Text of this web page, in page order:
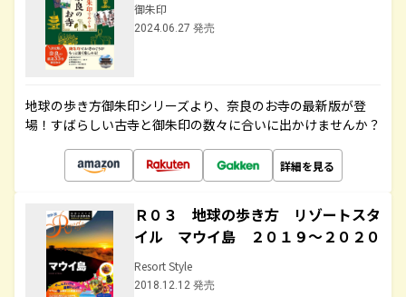
御朱印
2024.06.27 発売
地球の歩き方御朱印シリーズより、奈良のお寺の最新版が登
場！すばらしい古寺と御朱印の数々に合いに出かけませんか？
詳細を見る
Ｒ０３ 地球の歩き方 リゾートスタ
イル マウイ島 ２０１９～２０２０
Resort Style
2018.12.12 発売